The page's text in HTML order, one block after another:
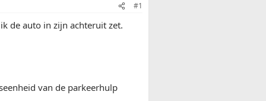
#1
de auto in zijn achteruit zet.
van de parkeerhulp